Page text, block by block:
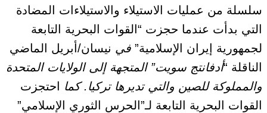
سلسلة من عمليات الاستيلاء والاستيلاءات المضادة
التي بدأت عندما حجزت “القوات البحرية التابعة
لجمهورية إيران الإسلامية” في نيسان/أبريل الماضي
الناقلة “أدفانتج سويت” المتجهة إلى الولايات المتحدة
والمملوكة للصين والتي تديرها تركيا. كما
احتجزت
القوات البحرية التابعة لـ”الحرس الثوري الإسلامي”